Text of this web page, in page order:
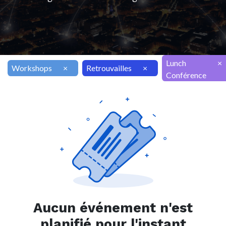
Workshops × Retrouvailles ×
Lunch
Conférence
×
Aucun événement n'est